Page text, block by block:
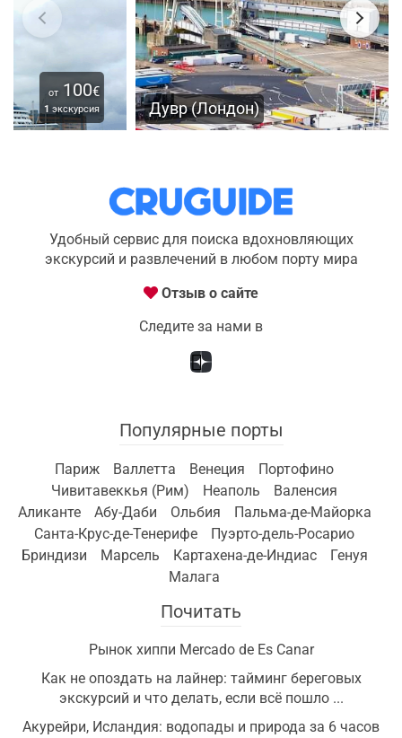
Дувр (Лондон)
190€
1экскурсия
Удобный сервис для поиска вдохновляющих
экскурсий и развлечений в любом порту мира
Отзыв о сайте
Следите за нами в
Популярные порты
Париж Валлетта Венеция
Портофино
Чивитавеккья (Рим)
Неаполь
Валенсия
Аликанте
Абу-Даби Ольбия
Пальма-де-Майорка
Санта-Крус-де-Тенерифе
Пуэрто-дель-Росарио
Бриндизи
Марсель Картахена-де-Индиас
Генуя
Малага
Почитать
Рынок хиппи Mercado de Es Canar
Как не опоздать на лайнер: тайминг береговых
экскурсий и что делать, если всё пошло ...
Акурейри, Исландия: водопады и природа за 6 часов